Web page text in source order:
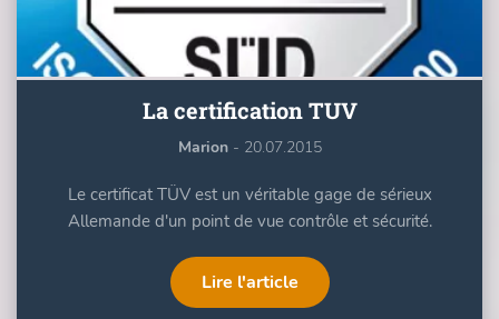
La certification TUV
Marion - 20.07.2015
Le certificat TÜV est un véritable gage de sérieux
Allemande d'un point de vue contrôle et sécurité.
Lire l'article